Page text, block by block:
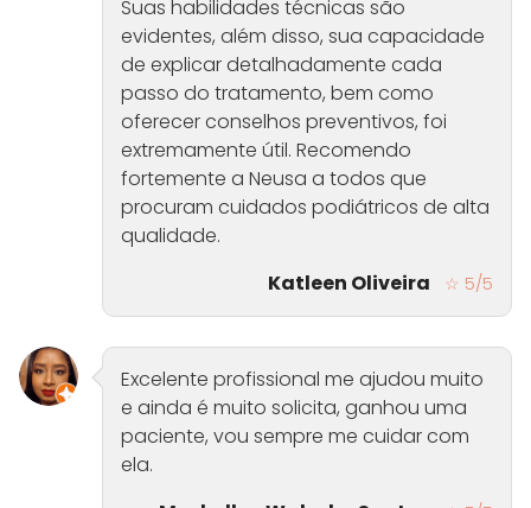
Suas habilidades técnicas são
evidentes, além disso, sua capacidade
de explicar detalhadamente cada
passo do tratamento, bem como
oferecer conselhos preventivos, foi
extremamente útil. Recomendo
fortemente a Neusa a todos que
procuram cuidados podiátricos de alta
qualidade.
Katleen Oliveira
☆ 5/5
Excelente profissional me ajudou muito
e ainda é muito solicita, ganhou uma
paciente, vou sempre me cuidar com
ela.